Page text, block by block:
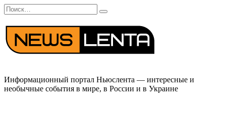
Перейти
к
содержанию
Search
for:
Информационный портал Ньюслента — интересные и
необычные события в мире, в России и в Украине